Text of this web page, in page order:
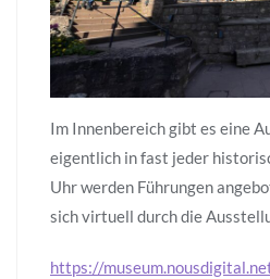
Im Innenbereich gibt es eine
eigentlich in fast jeder
Uhr werden Führungen
sich virtuell durch die
https://